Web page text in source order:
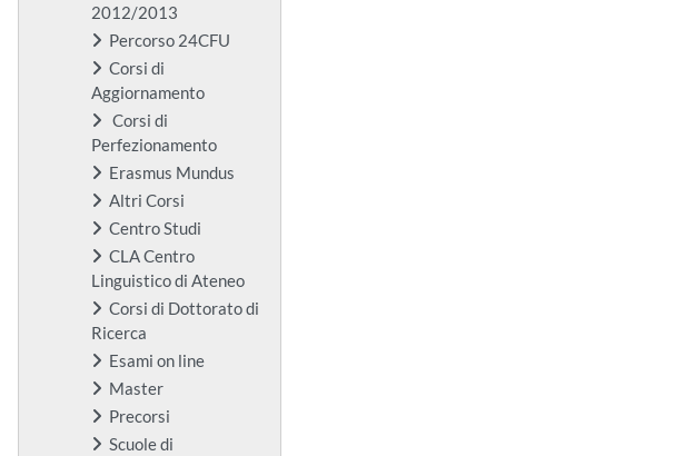
2012/2013
Percorso 24CFU
Corsi di
Aggiornamento
Corsi di
Perfezionamento
Erasmus Mundus
Altri Corsi
Centro Studi
CLA Centro
Linguistico di Ateneo
Corsi di Dottorato di
Ricerca
Esami on line
Master
Precorsi
Scuole di